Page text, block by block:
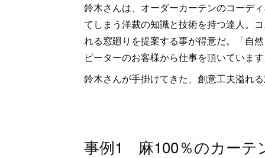
鈴木さんは、オーダーカーテンのコーデ
てしまう洋裁の知識と技術を持つ達人。
れる窓廻りを提案する事が得意だ。「自
ピーターのお客様から仕事を頂いていま
鈴木さんが手掛けてきた、創意工夫溢れ
事例1 麻100％のカーテ